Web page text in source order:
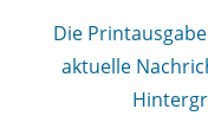
Die
aktuelle